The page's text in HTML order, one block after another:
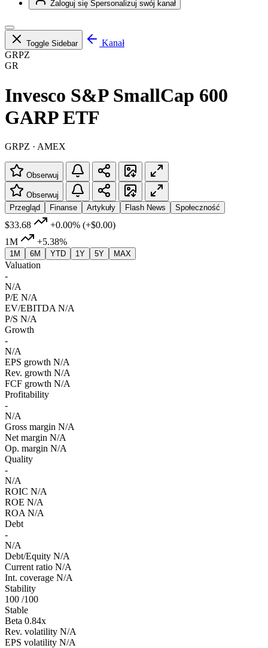
Zaloguj się Spersonalizuj swój kanał
Toggle Sidebar
Kanał
GRPZ
GR
Invesco S&P SmallCap 600
GARP ETF
GRPZ · AMEX
Obserwuj
Obserwuj
Przegląd
Finanse Artykuły Flash News Społeczność
$33.68 +0.00% (+$0.00)
1M
+5.38%
1M 6M YTD 1Y 5Y MAX
Valuation
-
N/A
P/E N/A
EV/EBITDA N/A
P/S N/A
Growth
-
N/A
EPS growth N/A
Rev. growth N/A
FCF growth N/A
Profitability
-
N/A
Gross margin N/A
Net margin N/A
Op. margin N/A
Quality
-
N/A
ROIC N/A
ROE N/A
ROA N/A
Debt
-
N/A
Debt/Equity N/A
Current ratio N/A
Int. coverage N/A
Stability
100 /100
Stable
Beta 0.84x
Rev. volatility N/A
EPS volatility N/A